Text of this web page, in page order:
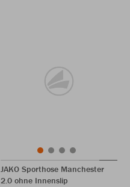
JAKO Sporthose Manchester
2.0 ohne Innenslip